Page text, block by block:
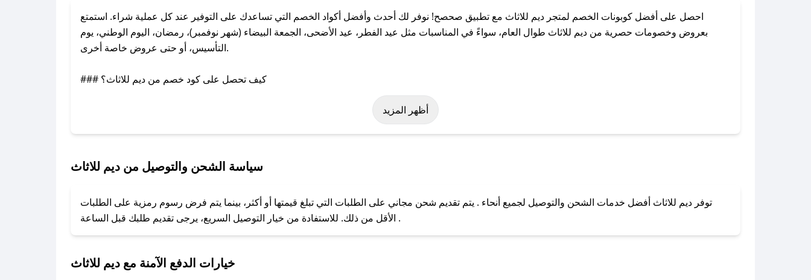
احصل على أفضل كوبونات الخصم لمتجر ديم للاثاث مع تطبيق صحصح! نوفر لك أحدث وأفضل أكواد الخصم التي تساعدك على التوفير عند كل عملية شراء. استمتع
بعروض وخصومات حصرية من ديم للاثاث طوال العام، سواءً في المناسبات مثل عيد الفطر، عيد الأضحى، الجمعة البيضاء (شهر نوفمبر)، رمضان، اليوم الوطني، يوم
التأسيس، أو حتى عروض خاصة أخرى.
### كيف تحصل على كود خصم من ديم للاثاث؟
باستخدام تطبيق صحصح، يمكنك العثور بسهولة على كود خصم ديم للاثاث. وفي حال عدم توفر الكوبون، تواصل معنا عبر تويتر أو البريد الإلكتروني لإضافته بسرعة.
لا تقلق! يمكنك التواصل مع فريق دعم صحصح عبر الرسائل الخاصة على تويتر أو البريد الإلكتروني، وسنقوم بحل المشكلة في أسرع وقت ممكن.
### ماذا أفعل إذا لم أجد كود خصم لمتجري المفضل؟
أظهر المزيد
سياسة الشحن والتوصيل من ديم للاثاث
توفر ديم للاثاث أفضل خدمات الشحن والتوصيل لجميع أنحاء . يتم تقديم شحن مجاني على الطلبات التي تبلغ قيمتها أو أكثر، بينما يتم فرض رسوم رمزية على الطلبات
الأقل من ذلك. للاستفادة من خيار التوصيل السريع، يرجى تقديم طلبك قبل الساعة .
خيارات الدفع الآمنة مع ديم للاثاث